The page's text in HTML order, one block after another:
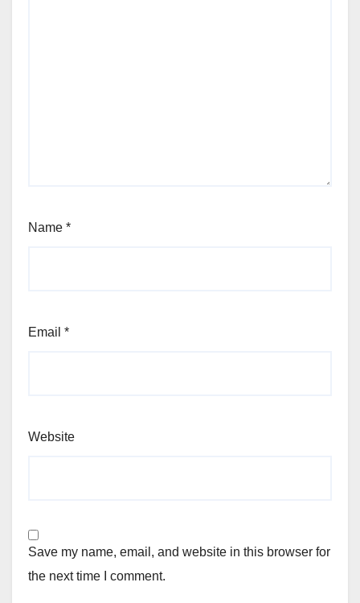
Name *
Email *
Website
Save my name, email, and website in this browser for
the next time I comment.